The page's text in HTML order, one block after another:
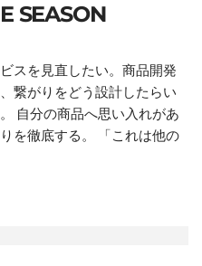
SEASON
スを見直したい。商品開発
繋がりをどう設計したらい
自分の商品へ思い入れがあ
を徹底する。 「これは他の